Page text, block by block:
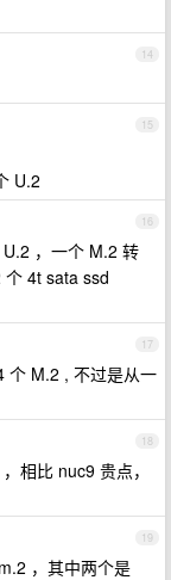
14
15
U.2
16
，一个 M.2 转
4t sata ssd
17
个 M.2 , 不过是从一
18
相比 nuc9 贵点，
19
，其中两个是